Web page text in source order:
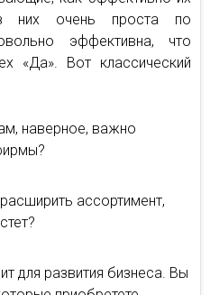
них очень проста по
эффективна, что
«Да». Вот классический
наверное, важно
ассортимент,
для развития бизнеса. Вы